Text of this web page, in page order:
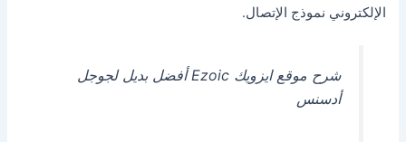
الإلكتروني نموذج الإتصال.
شرح موقع ايزويك Ezoic أفضل بديل لجوجل
أدسنس